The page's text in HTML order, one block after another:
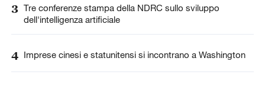
3 Tre conferenze stampa della NDRC sullo sviluppo
dell'intelligenza artificiale
4 Imprese cinesi e statunitensi si incontrano a Washington